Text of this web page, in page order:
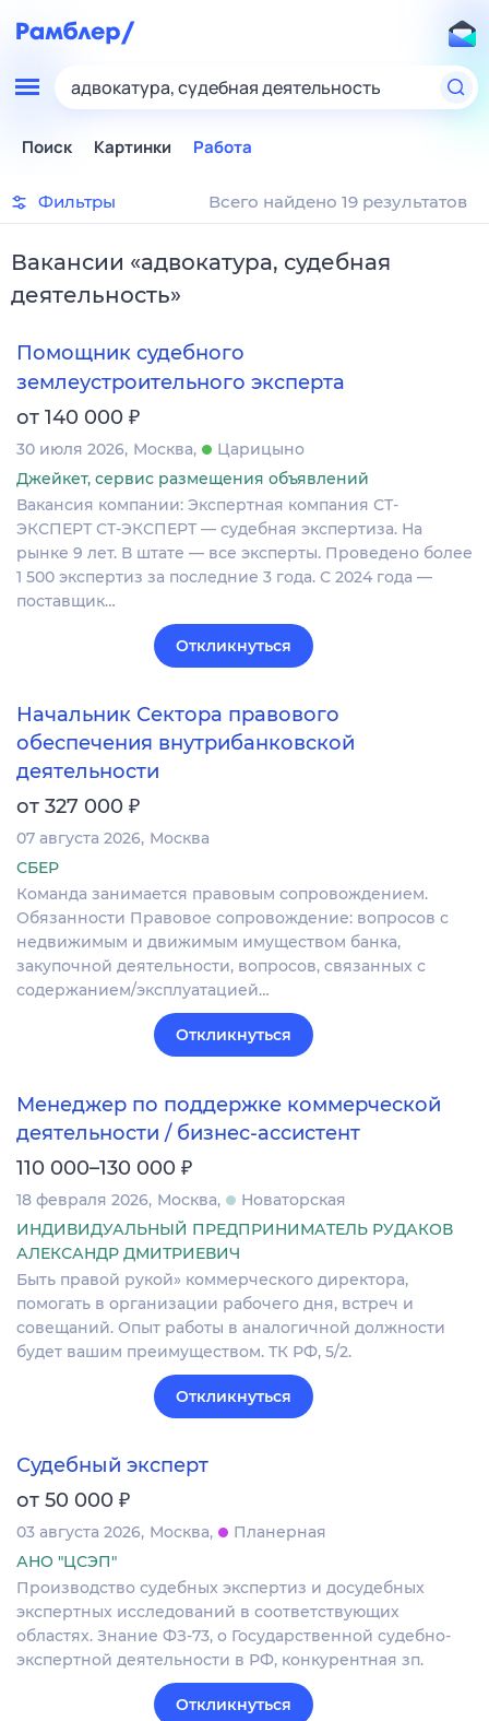
адвокатура, судебная деятельность
Поиск Картинки Работа
Фильтры Всего найдено 19 результатов
Вакансии «адвокатура, судебная
деятельность»
Помощник судебного
землеустроительного эксперта
от 140 000 ₽
30 июля 2026 Москва
Царицыно
Джейкет, сервис размещения объявлений
Вакансия компании: Экспертная компания СТ-
ЭКСПЕРТ СТ-ЭКСПЕРТ — судебная экспертиза. На
рынке 9 лет. В штате — все эксперты. Проведено более
1 500 экспертиз за последние 3 года. С 2024 года —
поставщик…
Откликнуться
Начальник Сектора правового
обеспечения внутрибанковской
деятельности
от 327 000 ₽
07 августа 2026 Москва
СБЕР
Команда занимается правовым сопровождением.
Обязанности Правовое сопровождение: вопросов с
недвижимым и движимым имуществом банка,
закупочной деятельности, вопросов, связанных с
содержанием/эксплуатацией…
Откликнуться
Менеджер по поддержке коммерческой
деятельности / бизнес-ассистент
110 000–130 000 ₽
18 февраля 2026 Москва
Новаторская
ИНДИВИДУАЛЬНЫЙ ПРЕДПРИНИМАТЕЛЬ РУДАКОВ
АЛЕКСАНДР ДМИТРИЕВИЧ
Быть правой рукой» коммерческого директора,
помогать в организации рабочего дня, встреч и
совещаний. Опыт работы в аналогичной должности
будет вашим преимуществом. ТК РФ, 5/2.
Откликнуться
Судебный эксперт
от 50 000 ₽
03 августа 2026 Москва
Планерная
АНО "ЦСЭП"
Производство судебных экспертиз и досудебных
экспертных исследований в соответствующих
областях. Знание ФЗ-73, о Государственной судебно-
экспертной деятельности в РФ, конкурентная зп.
Откликнуться